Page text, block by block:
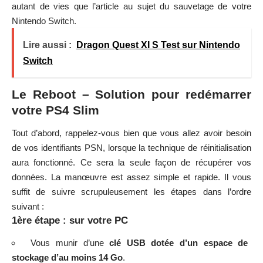
autant de vies que l’article au sujet du sauvetage de votre
Nintendo Switch.
Lire aussi :
Dragon Quest XI S Test sur Nintendo
Switch
Le Reboot – Solution pour redémarrer
votre PS4 Slim
Tout d’abord, rappelez-vous bien que vous allez avoir besoin
de vos identifiants PSN, lorsque la technique de réinitialisation
aura fonctionné. Ce sera la seule façon de récupérer vos
données. La manœuvre est assez simple et rapide. Il vous
suffit de suivre scrupuleusement les étapes dans l’ordre
suivant :
1ère étape : sur votre PC
Vous munir d’uneclé USB dotée d’un espace de
stockage d’au moins 14 Go.